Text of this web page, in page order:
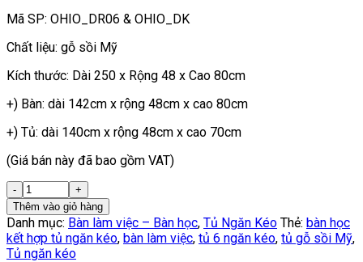
Mã SP: OHIO_DR06 & OHIO_DK
Chất liệu: gỗ sồi Mỹ
Kích thước: Dài 250 x Rộng 48 x Cao 80cm
+) Bàn: dài 142cm x rộng 48cm x cao 80cm
+) Tủ: dài 140cm x rộng 48cm x cao 70cm
(Giá bán này đã bao gồm VAT)
Thêm vào giỏ hàng
Danh mục: Bàn làm việc – Bàn học, Tủ Ngăn Kéo Thẻ: bàn học
kết hợp tủ ngăn kéo, bàn làm việc, tủ 6 ngăn kéo, tủ gỗ sồi Mỹ,
Tủ ngăn kéo